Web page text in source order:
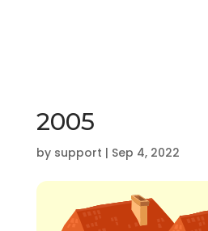
2005
by support | Sep 4, 2022